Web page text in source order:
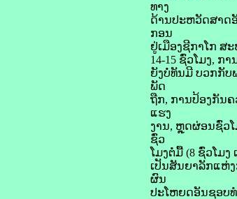
ທາງ
ດ້ານປະຫວັດສາດ
ກອນ
ຢູ່ເມືອງຊີກາໂກ ສ
14-15 ຊົ່ວໂມງ, ກ
ຍັງບໍ່ທັນມີ ບວກກັບ
ພັດ
ຖືກ, ການປ້ອງກັນ
ແຮງ
ງານ, ຫຼຸດຜ່ອນຊົ່ວ
ຊົ່ວ
ໂມງຕໍ່ມື້ (8 ຊົ່ວໂມ
ເປັນສັນຍາລັກແຫ່
ຜົນ
ປະໂຫຍດອັນຊອບ